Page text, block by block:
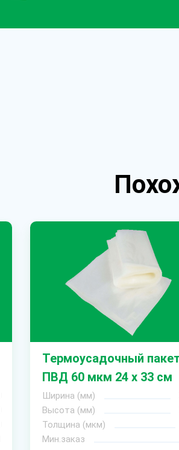
Термоусадочный
ПВД 60 мкм 24 х 33 см
Ширина (мм)
Высота (мм)
Толщина (мкм)
Мин.заказ